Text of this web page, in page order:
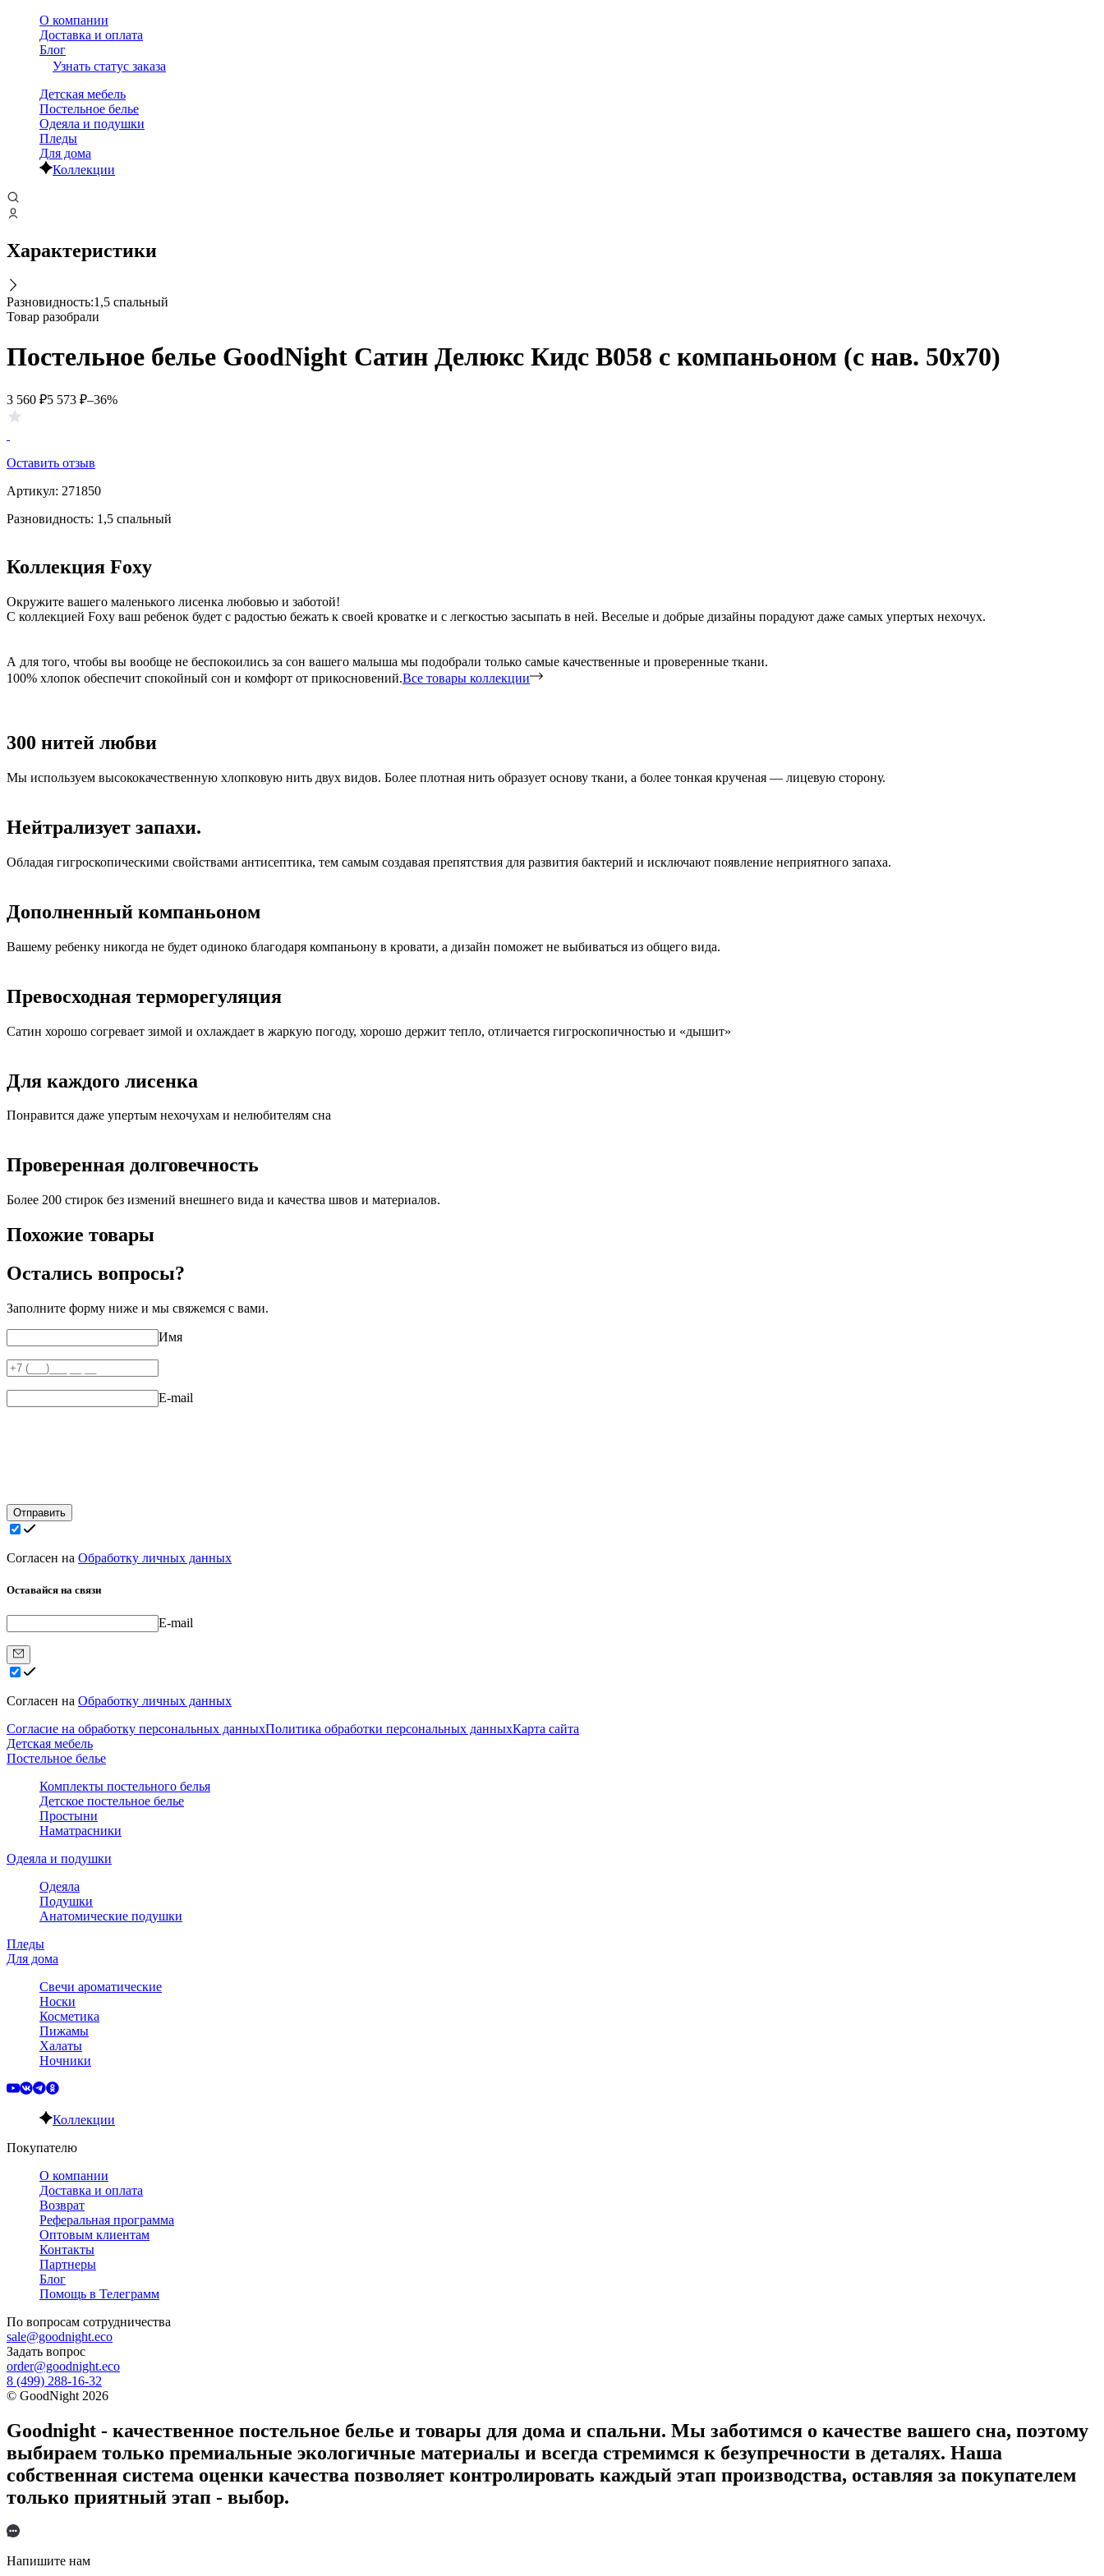
О компании
Доставка и оплата
Блог
Узнать статус заказа
Детская мебель
Постельное белье
Одеяла и подушки
Пледы
Для дома
Коллекции
Характеристики
Разновидность:1,5 спальный
Товар разобрали
Постельное белье GoodNight Сатин Делюкс Кидс В058 с компаньоном (с нав. 50х70)
3 560 ₽5 573 ₽–36%
Оставить отзыв
Артикул: 271850
Разновидность: 1,5 спальный
Коллекция Foxy
Окружите вашего маленького лисенка любовью и заботой!
С коллекцией Foxy ваш ребенок будет с радостью бежать к своей кроватке и с легкостью засыпать в ней. Веселые и добрые дизайны порадуют даже самых упертых нехочух.
А для того, чтобы вы вообще не беспокоились за сон вашего малыша мы подобрали только самые качественные и проверенные ткани.
100% хлопок обеспечит спокойный сон и комфорт от прикосновений.Все товары коллекции
300 нитей любви
Мы используем высококачественную хлопковую нить двух видов. Более плотная нить образует основу ткани, а более тонкая крученая — лицевую сторону.
Нейтрализует запахи.
Обладая гигроскопическими свойствами антисептика, тем самым создавая препятствия для развития бактерий и исключают появление неприятного запаха.
Дополненный компаньоном
Вашему ребенку никогда не будет одиноко благодаря компаньону в кровати, а дизайн поможет не выбиваться из общего вида.
Превосходная терморегуляция
Сатин хорошо согревает зимой и охлаждает в жаркую погоду, хорошо держит тепло, отличается гигроскопичностью и «дышит»
Для каждого лисенка
Понравится даже упертым нехочухам и нелюбителям сна
Проверенная долговечность
Более 200 стирок без измений внешнего вида и качества швов и материалов.
Похожие товары
Остались вопросы?
Заполните форму ниже и мы свяжемся с вами.
Имя
E-mail
Отправить
Согласен на Обработку личных данных
Оставайся на связи
E-mail
Согласен на Обработку личных данных
Согласие на обработку персональных данныхПолитика обработки персональных данныхКарта сайта
Детская мебель
Постельное белье
Комплекты постельного белья
Детское постельное белье
Простыни
Наматрасники
Одеяла и подушки
Одеяла
Подушки
Анатомические подушки
Пледы
Для дома
Свечи ароматические
Носки
Косметика
Пижамы
Халаты
Ночники
Коллекции
Покупателю
О компании
Доставка и оплата
Возврат
Реферальная программа
Оптовым клиентам
Контакты
Партнеры
Блог
Помощь в Телеграмм
По вопросам сотрудничества
sale@goodnight.eco
Задать вопрос
order@goodnight.eco
8 (499) 288-16-32
© GoodNight 2026
Goodnight - качественное постельное белье и товары для дома и спальни. Мы заботимся о качестве вашего сна, поэтому
выбираем только премиальные экологичные материалы и всегда стремимся к безупречности в деталях. Наша
собственная система оценки качества позволяет контролировать каждый этап производства, оставляя за покупателем
только приятный этап - выбор.
Напишите нам